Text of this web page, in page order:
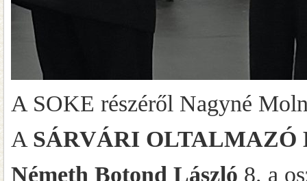
A SOKE részéről Nagyné
A SÁRVÁRI OLTALMAZÓ
Németh Botond László 8. a